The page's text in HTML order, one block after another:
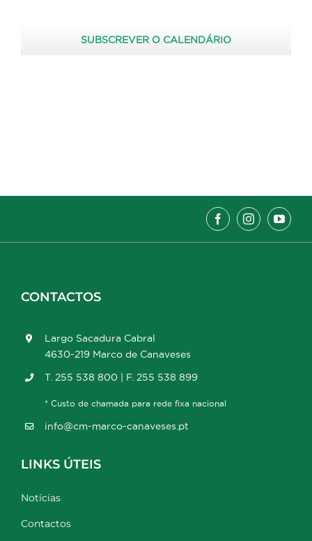
SUBSCREVER O CALENDÁRIO
CONTACTOS
Largo Sacadura Cabral
4630-219 Marco de Canaveses
T. 255 538 800 | F. 255 538 899
* Custo de chamada para rede fixa nacional
info@cm-marco-canaveses.pt
LINKS ÚTEIS
Notícias
Contactos